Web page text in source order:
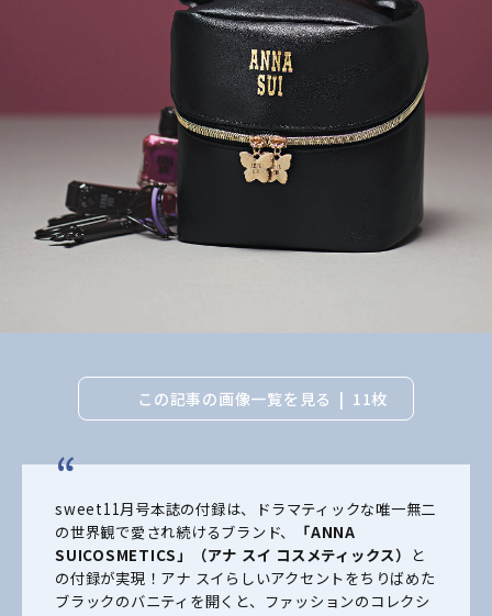
この記事の画像一覧を見る 11枚
sweet11月号本誌の付録は、ドラマティックな唯一無二
の世界観で愛され続けるブランド、
「ANNA
SUICOSMETICS」（アナ スイ コスメティックス）
と
の付録が実現！アナ スイらしいアクセントをちりばめた
ブラックのバニティを開くと、ファッションのコレクシ